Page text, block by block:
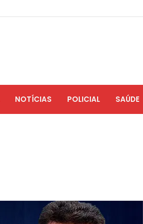
NOTÍCIAS POLICIAL SAÚDE